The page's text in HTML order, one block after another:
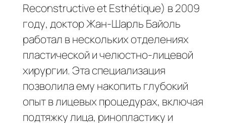
Reconstructive et Esthétique) в 2009
году, доктор Жан-Шарль Байоль
работал в нескольких отделениях
пластической и челюстно-лицевой
хирургии. Эта специализация
позволила ему накопить глубокий
опыт в лицевых процедурах, включая
подтяжку лица, ринопластику и